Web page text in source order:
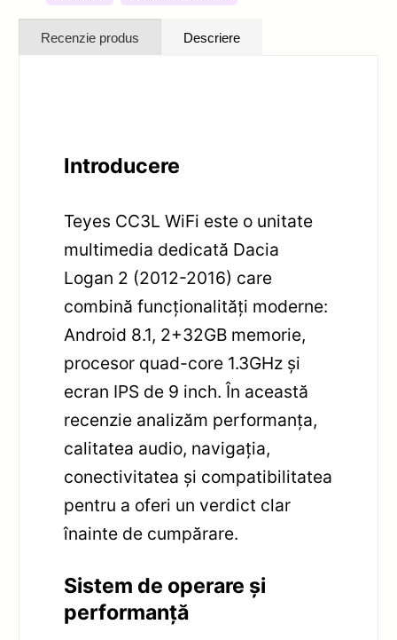
Recenzie produs Descriere
Introducere
Teyes CC3L WiFi este o unitate
multimedia dedicată Dacia
Logan 2 (2012-2016) care
combină funcționalități moderne:
Android 8.1, 2+32GB memorie,
procesor quad-core 1.3GHz și
ecran IPS de 9 inch. În această
recenzie analizăm performanța,
calitatea audio, navigația,
conectivitatea și compatibilitatea
pentru a oferi un verdict clar
înainte de cumpărare.
Sistem de operare și
performanță